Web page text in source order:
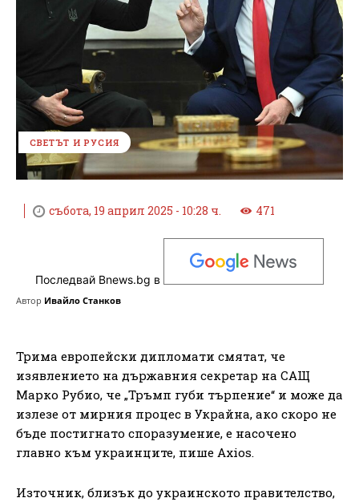
СВЕТЪТ И РУСИЯ
събота, 19 април 2025 - 10:28 ч. 471
Последвай Bnews.bg в
Автор Ивайло Станков
Трима европейски дипломати смятат, че
изявлението на държавния секретар на САЩ
Марко Рубио, че „Тръмп губи търпение“ и може да
излезе от мирния процес в Украйна, ако скоро не
бъде постигнато споразумение, е насочено
главно към украинците, пише Axios.
Източник, близък до украинското правителство,